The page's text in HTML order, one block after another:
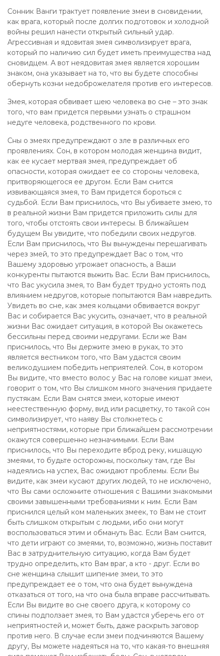
Сонник Ванги трактует появление змеи в сновидении,
как врага, который после долгих подготовок и холодной
войны решил нанести открытый сильный удар.
Агрессивная и ядовитая змея символизирует врага,
который по наличию сил будет иметь преимущества над
сновидцем. А вот неядовитая змея является хорошим
знаком, она указывает на то, что вы будете способны
обернуть козни недоброжелателя против его интересов.
Змея, которая обвивает шею человека во сне – это знак
того, что вам придется первыми узнать о страшном
недуге человека, родственного по крови.
Сны о змеях предупреждают о зле в различных его
проявлениях. Сон, в котором молодая женщина видит,
как ее кусает мертвая змея, предупреждает об
опасности, которая ожидает ее со стороны человека,
притворяющегося ее другом. Если Вам снится
извивающаяся змея, то Вам придется бороться с
судьбой. Если Вам приснилось, что Вы убиваете змею, то
в реальной жизни Вам придется приложить силы для
того, чтобы отстоять свои интересы. В ближайшем
будущем Вы увидите, что победили своих недругов.
Если Вам приснилось, что Вы вынуждены перешагивать
через змей, то это предупреждает Вас о том, что
Вашему здоровью угрожает опасность, а Ваши
конкуренты пытаются выжить Вас. Если Вам приснилось,
что Вас укусила змея, то Вам будет трудно устоять под
влиянием недругов, которые попытаются Вам навредить.
Увидеть во сне, как змея кольцами обвивается вокруг
Вас и собирается Вас укусить, означает, что в реальной
жизни Вас ожидает ситуация, в которой Вы окажетесь
бессильны перед своими недругами. Если же Вам
приснилось, что Вы держите змею в руках, то это
является вестником того, что Вам удастся своим
великодушием победить неприятелей. Сон, в котором
Вы видите, что вместо волос у Вас на голове кишат змеи,
говорит о том, что Вы слишком много значения придаете
пустякам. Если Вам снятся змеи, которые имеют
неестественную форму, вид или расцветку, то такой сон
символизирует, что наяву Вы столкнетесь с
неприятностями, которые при ближайшем рассмотрении
окажутся совершенно незначимыми. Если Вам
приснилось, что Вы переходите вброд реку, кишащую
змеями, то будьте осторожны, поскольку там, где Вы
надеялись на успех, Вас ожидают проблемы. Если Вы
видите, как змеи кусают других людей, то не исключено,
что Вы сами осложните отношения с Вашими знакомыми
своими завышенными требованиями к ним. Если Вам
приснился целый ком маленьких змеек, то Вам не стоит
быть слишком открытым с людьми, ибо они могут
воспользоваться этим и обмануть Вас. Если Вам снится,
что дети играют со змеями, то, возможно, жизнь поставит
Вас в затруднительную ситуацию, когда Вам будет
трудно определить, кто Вам враг, а кто - друг. Если во
сне женщина слышит шипение змеи, то это
предупреждает ее о том, что она будет вынуждена
отказаться от того, на что она была вправе рассчитывать.
Если Вы видите во сне своего друга, к которому со
спины подползает змея, то Вам удастся уберечь его от
неприятностей и, может быть, даже раскрыть заговор
против него. В случае если змеи подчиняются Вашему
другу, Вы можете надеяться на то, что какая-то внешняя